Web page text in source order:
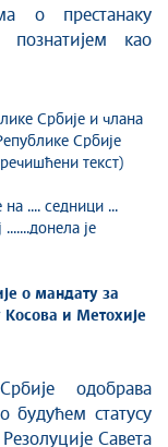
о престанаку
као
Србије и члана
Србије
текст)
.... седници ...
је
о мандату за
Косова и Метохије
одобрава
будућем статусу
Савета